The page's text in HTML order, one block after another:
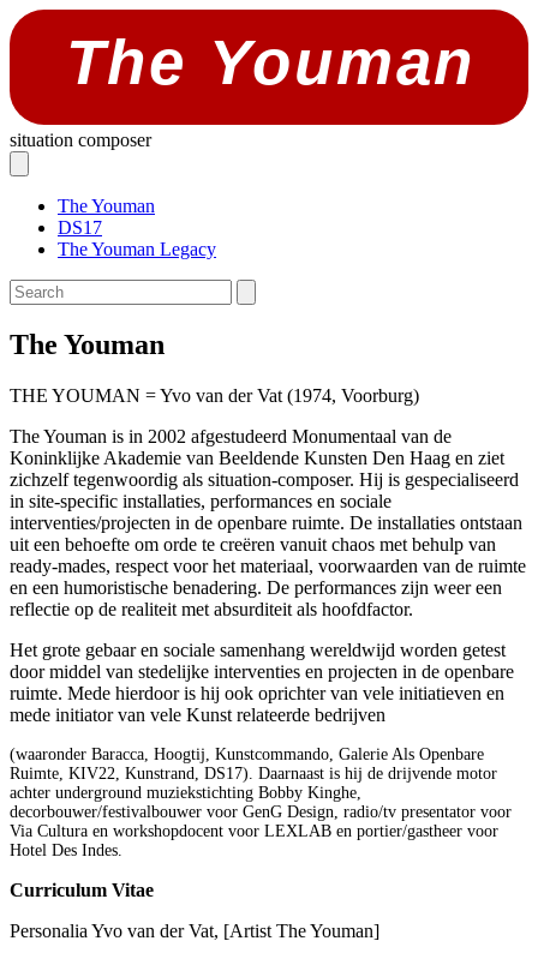
The Youman
situation composer
The Youman
DS17
The Youman Legacy
The Youman
THE YOUMAN = Yvo van der Vat (1974, Voorburg)
The Youman is in 2002 afgestudeerd Monumentaal van de
Koninklijke Akademie van Beeldende Kunsten Den Haag en ziet
zichzelf tegenwoordig als situation-composer. Hij is gespecialiseerd
in site-specific installaties, performances en sociale
interventies/projecten in de openbare ruimte. De installaties ontstaan
uit een behoefte om orde te creëren vanuit chaos met behulp van
ready-mades, respect voor het materiaal, voorwaarden van de ruimte
en een humoristische benadering. De performances zijn weer een
reflectie op de realiteit met absurditeit als hoofdfactor.
Het grote gebaar en sociale samenhang wereldwijd worden getest
door middel van stedelijke interventies en projecten in de openbare
ruimte. Mede hierdoor is hij ook oprichter van vele initiatieven en
mede initiator van vele Kunst relateerde bedrijven
(waaronder Baracca, Hoogtij, Kunstcommando, Galerie Als Openbare
Ruimte, KIV22, Kunstrand, DS17). Daarnaast is hij de drijvende motor
achter underground muziekstichting Bobby Kinghe,
decorbouwer/festivalbouwer voor GenG Design, radio/tv presentator voor
Via Cultura en workshopdocent voor LEXLAB en portier/gastheer voor
Hotel Des Indes.
Curriculum Vitae
Personalia Yvo van der Vat, [Artist The Youman]